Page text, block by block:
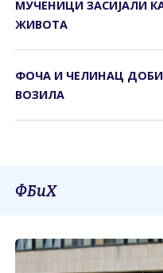
МУЧЕНИЦИ ЗАСИЈАЛИ
ЖИВОТА
ФОЧА И ЧЕЛИНАЦ
ВОЗИЛА
ФБиХ